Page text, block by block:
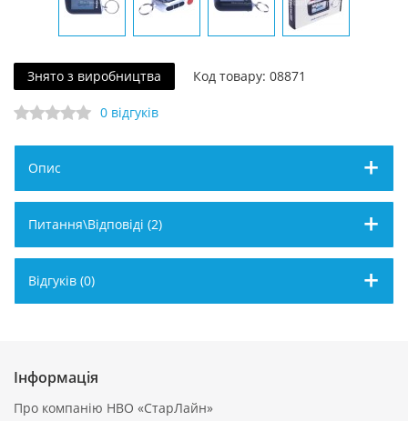
Знято з виробництва Код товару: 08871
0 відгуків
Опис
Питання\Відповіді (2)
Відгуків (0)
Інформація
Про компанію НВО «СтарЛайн»